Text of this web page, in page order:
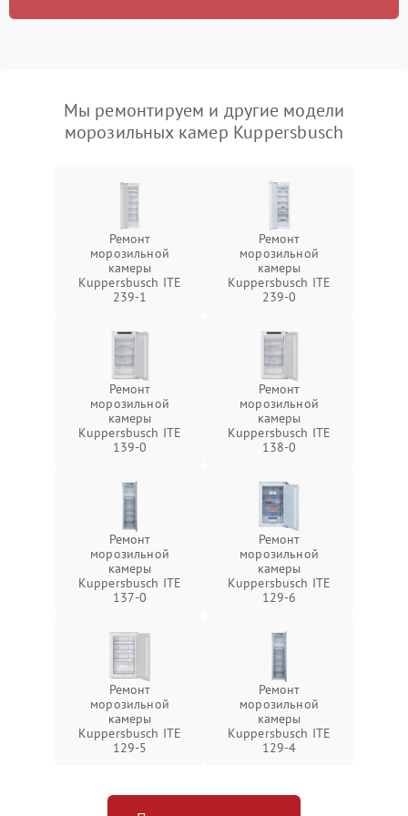
Мы ремонтируем и другие модели
морозильных камер Kuppersbusch
Ремонт
морозильной
камеры
Kuppersbusch ITE
239-1
Ремонт
морозильной
камеры
Kuppersbusch ITE
239-0
Ремонт
морозильной
камеры
Kuppersbusch ITE
139-0
Ремонт
морозильной
камеры
Kuppersbusch ITE
138-0
Ремонт
морозильной
камеры
Kuppersbusch ITE
137-0
Ремонт
морозильной
камеры
Kuppersbusch ITE
129-6
Ремонт
морозильной
камеры
Kuppersbusch ITE
129-5
Ремонт
морозильной
камеры
Kuppersbusch ITE
129-4